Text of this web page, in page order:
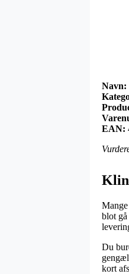
Navn:
EAN:
blot
Du
kort